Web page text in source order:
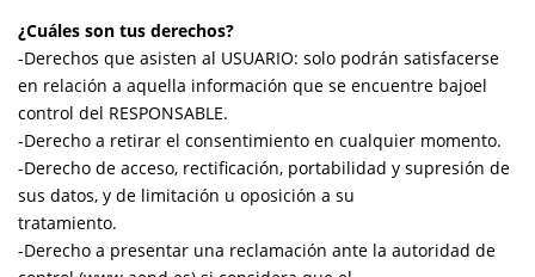
¿Cuáles son tus derechos?
-Derechos que asisten al USUARIO: solo podrán satisfacerse
en relación a aquella información que se encuentre bajoel
control del RESPONSABLE.
-Derecho a retirar el consentimiento en cualquier momento.
-Derecho de acceso, rectificación, portabilidad y supresión de
sus datos, y de limitación u oposición a su
tratamiento.
-Derecho a presentar una reclamación ante la autoridad de